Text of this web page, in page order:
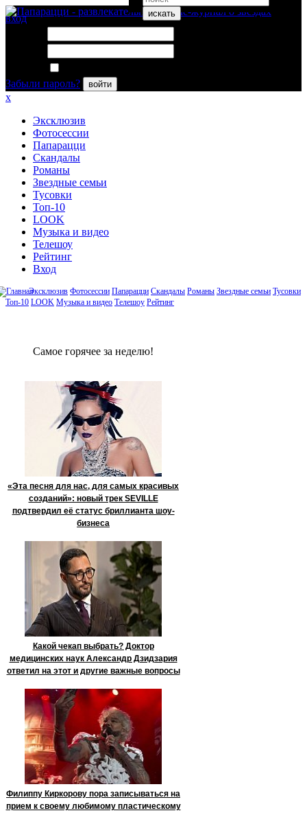
искать
вход
Забыли пароль?
войти
x
Эксклюзив
Фотосессии
Папарацци
Скандалы
Романы
Звездные семьи
Тусовки
Топ-10
LOOK
Музыка и видео
Телешоу
Рейтинг
Вход
Эксклюзив Фотосессии Папарацци Скандалы Романы Звездные семьи Тусовки
Топ-10 LOOK Музыка и видео Телешоу Рейтинг
Сaмое гoрячее за неделю!
«Эта песня для нас, для самых красивых
созданий»: новый трек SEVILLE
подтвердил её статус бриллианта шоу-
бизнеса
Какой чекап выбрать? Доктор
медицинских наук Александр Дзидзария
ответил на этот и другие важные вопросы
Филиппу Киркорову пора записываться на
прием к своему любимому пластическому